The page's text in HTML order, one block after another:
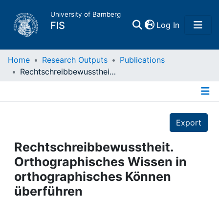
University of Bamberg
FIS Log In(current)
Home
Projects
People
Institutions
Home Research Outputs
Publications
Rechtschreibbewusstheit. Orthographisches Wissen in orthographisches Können überführen
Export
Rechtschreibbewusstheit.
Orthographisches Wissen in
orthographisches Können
überführen